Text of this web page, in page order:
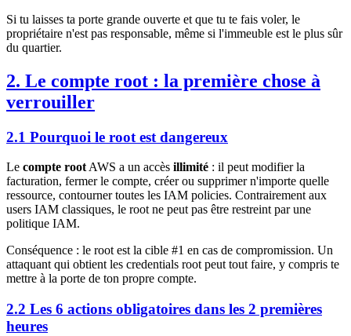
Si tu laisses ta porte grande ouverte et que tu te fais voler, le
propriétaire n'est pas responsable, même si l'immeuble est le plus sûr
du quartier.
2. Le compte root : la première chose à
verrouiller
2.1 Pourquoi le root est dangereux
Le compte root AWS a un accès illimité : il peut modifier la
facturation, fermer le compte, créer ou supprimer n'importe quelle
ressource, contourner toutes les IAM policies. Contrairement aux
users IAM classiques, le root ne peut pas être restreint par une
politique IAM.
Conséquence : le root est la cible #1 en cas de compromission. Un
attaquant qui obtient les credentials root peut tout faire, y compris te
mettre à la porte de ton propre compte.
2.2 Les 6 actions obligatoires dans les 2 premières
heures